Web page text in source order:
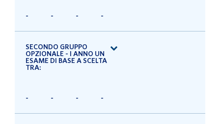
- - - -
SECONDO GRUPPO
OPZIONALE - I ANNO UN
ESAME DI BASE A SCELTA
TRA:
- - - -